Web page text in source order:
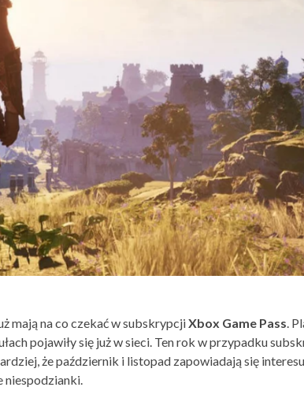
mają na co czekać w subskrypcjiXbox Game Pass .
pojawiły się już w sieci. Ten rok w przypadku
że październik i listopad zapowiadają się
niespodzianki.